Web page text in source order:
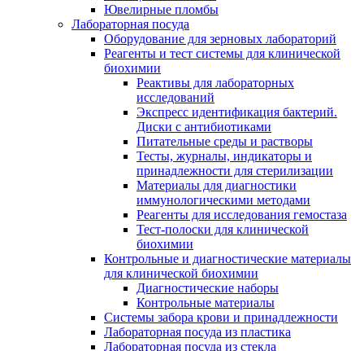
Ювелирные пломбы
Лабораторная посуда
Оборудование для зерновых лабораторий
Реагенты и тест системы для клинической
биохимии
Реактивы для лабораторных
исследований
Экспресс идентификация бактерий.
Диски с антибиотиками
Питательные среды и растворы
Тесты, журналы, индикаторы и
принадлежности для стерилизации
Материалы для диагностики
иммунологическими методами
Реагенты для исследования гемостаза
Тест-полоски для клинической
биохимии
Контрольные и диагностические материалы
для клинической биохимии
Диагностические наборы
Контрольные материалы
Системы забора крови и принадлежности
Лабораторная посуда из пластика
Лабораторная посуда из стекла